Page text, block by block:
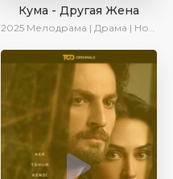
Кума - Другая Жена
2025 Мелодрама | Драма | Новинки | Сериалы 2025